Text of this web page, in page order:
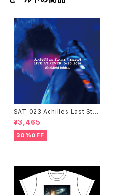
SAT-023 Achilles Last Sta
nd / LIVE AT FEVER 0430-2
019 / 石田ショーキチ
¥3,465
30%OFF